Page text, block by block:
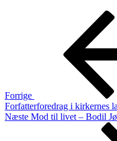
Indlægsnavigation
Forrige
Forfatterforedrag i kirkernes
Næste
Næste Mod til livet – Bodil